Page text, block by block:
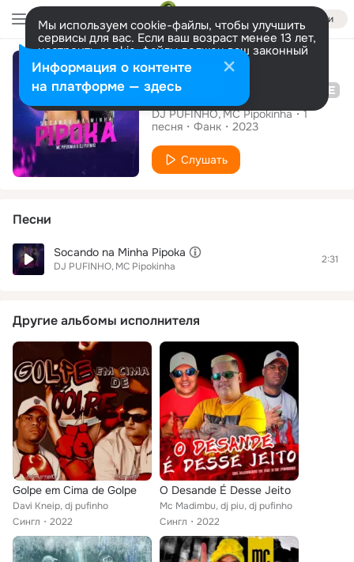
Войти
Мы используем cookie-файлы, чтобы улучшить
сервисы для вас. Если ваш возраст менее 13 лет,
настроить cookie-файлы должен ваш законный
представитель. Больше информации
Разрешить все Настроить
Сингл
DJ PUFINHO MC Pipokinha
1
песня
Фанк 2023
Слушать
Песни
Socando na Minha Pipoka
DJ PUFINHO MC Pipokinha
2:31
Другие альбомы исполнителя
Golpe em Cima de Golpe
Davi Kneip, dj pufinho
Сингл
2022
O Desande É Desse Jeito
Mc Madimbu, dj piu, dj pufinho
Сингл
2022
Информация о контенте
на платформе — здесь